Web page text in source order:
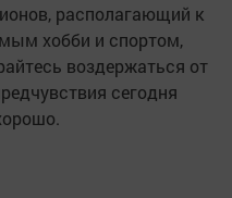
располагающий к
хобби и спортом,
воздержаться от
сегодня